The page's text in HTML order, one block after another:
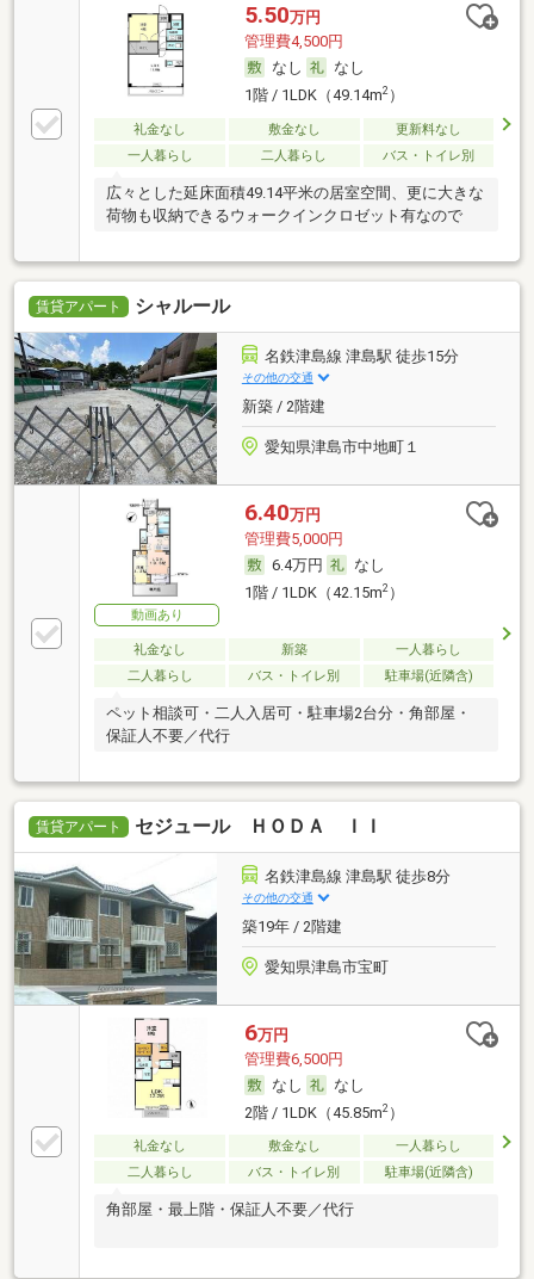
5.50万円
管理費4,500円
なし
なし
1階 / 1LDK（49.14m2）
礼金なし 敷金なし
更新料なし
一人暮らし
二人暮らし バス・トイレ別
広々とした延床面積49.14平米の居室空間、更に大きな
荷物も収納できるウォークインクロゼット有なので
賃貸アパート シャルール
名鉄津島線 津島駅 徒歩15分
その他の交通
新築 / 2階建
愛知県津島市中地町１
動画あり
6.40万円
管理費5,000円
6.4万円
なし
1階 / 1LDK（42.15m2）
礼金なし 新築
一人暮らし
二人暮らし
バス・トイレ別 駐車場(近隣含)
ペット相談可・二人入居可・駐車場2台分・角部屋・
保証人不要／代行
賃貸アパート セジュール ＨＯＤＡ ＩＩ
名鉄津島線 津島駅 徒歩8分
その他の交通
築19年 / 2階建
愛知県津島市宝町
6万円
管理費6,500円
なし
なし
2階 / 1LDK（45.85m2）
礼金なし 敷金なし
一人暮らし
二人暮らし
バス・トイレ別 駐車場(近隣含)
角部屋・最上階・保証人不要／代行